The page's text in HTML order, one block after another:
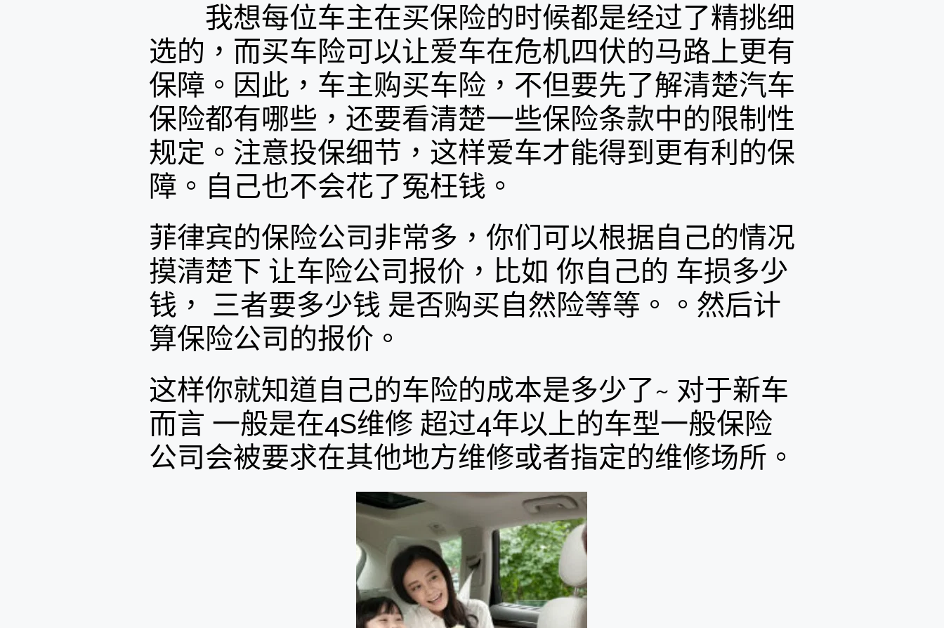
我想每位车主在买保险的时候都是经过了精挑细
选的，而买车险可以让爱车在危机四伏的马路上更有
保障。因此，车主购买车险，不但要先了解清楚汽车
保险都有哪些，还要看清楚一些保险条款中的限制性
规定。注意投保细节，这样爱车才能得到更有利的保
障。自己也不会花了冤枉钱。
菲律宾的保险公司非常多，你们可以根据自己的情况
摸清楚下 让车险公司报价，比如 你自己的 车损多少
钱， 三者要多少钱 是否购买自然险等等。。然后计
算保险公司的报价。
这样你就知道自己的车险的成本是多少了~ 对于新车
而言 一般是在4S维修 超过4年以上的车型一般保险
公司会被要求在其他地方维修或者指定的维修场所。